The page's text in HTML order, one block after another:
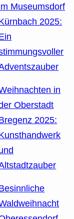
Museumsdorf
2025:
in
Oberstadt
2025: